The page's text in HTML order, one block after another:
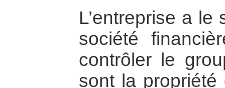
L’entreprise a
société
contrôler le
sont la propriété